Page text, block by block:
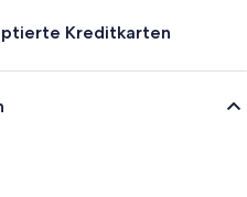
Kreditkarten